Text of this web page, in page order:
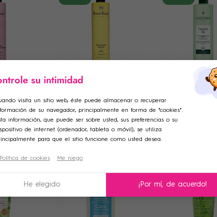
con
de
500ml
17,39 €
ROSE BAIE
Champú Rosebaie con
queratina y aceite de
coco 500ml
15,94 €
14,34 €
COMPRAR
RENÉ FURTERER
René Furterer
Organic Champú
Micelar Suave
9
-10%
a la lista de deseos
una nueva lista
((modalDeleteText))
lista de deseos
iniciar sesión para guardar productos en su lista de deseos.
Iniciar sesión
su intimidad
visita un sitio web, éste puede almacenar o recuperar
de su navegador, principalmente en forma de "cookies".
información, que puede ser sobre usted, sus preferencias o su
de internet (ordenador, tableta o móvil), se utiliza
para que el sitio funcione como usted desea.
Política de cookies Me niego
He elegido ¡Por mí, de acuerdo!